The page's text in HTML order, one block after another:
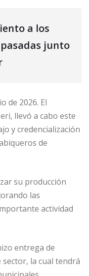
a los
junto
de 2026. El
llevó a cabo este
y credencialización
de
su producción
las
actividad
entrega de
la cual tendrá